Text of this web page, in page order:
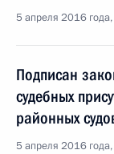
5 апреля 2016
Подписан
судебных
районных
5 апреля 2016